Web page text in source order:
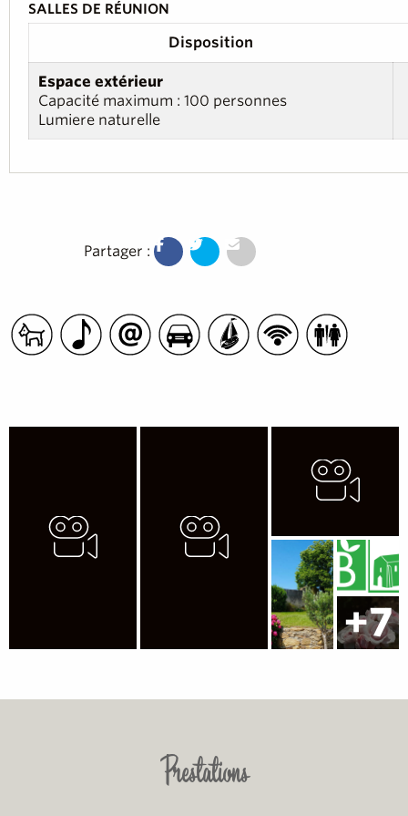
SALLES DE RÉUNION
Disposition
Espace extérieur
Capacité maximum : 100 personnes
Lumiere naturelle
Partager :
Prestations